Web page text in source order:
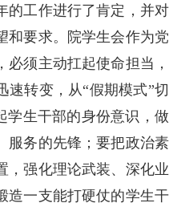
的工作进行了肯定，并对
和要求。院学生会作为党
须主动扛起使命担当，
速转变，从“假期模式”切
学生干部的身份意识，做
服务的先锋；要把政治素
，强化理论武装、深化业
造一支能打硬仗的学生干